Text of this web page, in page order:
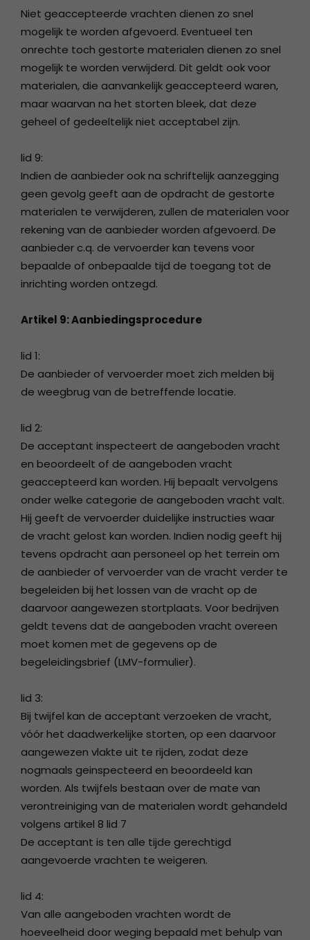
Niet geaccepteerde vrachten dienen zo snel
mogelijk te worden afgevoerd. Eventueel ten
onrechte toch gestorte materialen dienen zo snel
mogelijk te worden verwijderd. Dit geldt ook voor
materialen, die aanvankelijk geaccepteerd waren,
maar waarvan na het storten bleek, dat deze
geheel of gedeeltelijk niet acceptabel zijn.
lid 9:
Indien de aanbieder ook na schriftelijk aanzegging
geen gevolg geeft aan de opdracht de gestorte
materialen te verwijderen, zullen de materialen voor
rekening van de aanbieder worden afgevoerd. De
aanbieder c.q. de vervoerder kan tevens voor
bepaalde of onbepaalde tijd de toegang tot de
inrichting worden ontzegd.
Artikel 9: Aanbiedingsprocedure
lid 1:
De aanbieder of vervoerder moet zich melden bij
de weegbrug van de betreffende locatie.
lid 2:
De acceptant inspecteert de aangeboden vracht
en beoordeelt of de aangeboden vracht
geaccepteerd kan worden. Hij bepaalt vervolgens
onder welke categorie de aangeboden vracht valt.
Hij geeft de vervoerder duidelijke instructies waar
de vracht gelost kan worden. Indien nodig geeft hij
tevens opdracht aan personeel op het terrein om
de aanbieder of vervoerder van de vracht verder te
begeleiden bij het lossen van de vracht op de
daarvoor aangewezen stortplaats. Voor bedrijven
geldt tevens dat de aangeboden vracht overeen
moet komen met de gegevens op de
begeleidingsbrief (LMV-formulier).
lid 3:
Bij twijfel kan de acceptant verzoeken de vracht,
vóór het daadwerkelijke storten, op een daarvoor
aangewezen vlakte uit te rijden, zodat deze
nogmaals geinspecteerd en beoordeeld kan
worden. Als twijfels bestaan over de mate van
verontreiniging van de materialen wordt gehandeld
volgens artikel 8 lid 7
De acceptant is ten alle tijde gerechtigd
aangevoerde vrachten te weigeren.
lid 4:
Van alle aangeboden vrachten wordt de
hoeveelheid door weging bepaald met behulp van